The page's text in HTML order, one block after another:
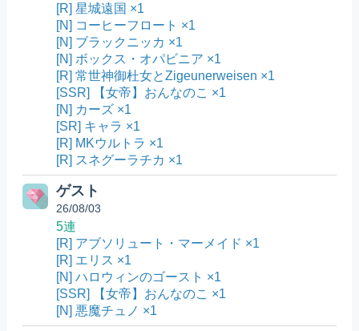
[R] 星城遠国 ×1
[N] コーヒーフロート ×1
[N] ブラックニッカ ×1
[N] ボックス・オパビニア ×1
[R] 常世神御杜女とZigeunerweisen ×1
[SSR] 【女帝】おんなのこ ×1
[N] カーズ ×1
[SR] キャラ ×1
[R] MKウルトラ ×1
[R] スネグーラチカ ×1
ゲスト
26/08/03
5連
[R] アブソリュート・マーメイド ×1
[R] エリス ×1
[N] ハロウィンのゴースト ×1
[SSR] 【女帝】おんなのこ ×1
[N] 悪魔チュノ ×1